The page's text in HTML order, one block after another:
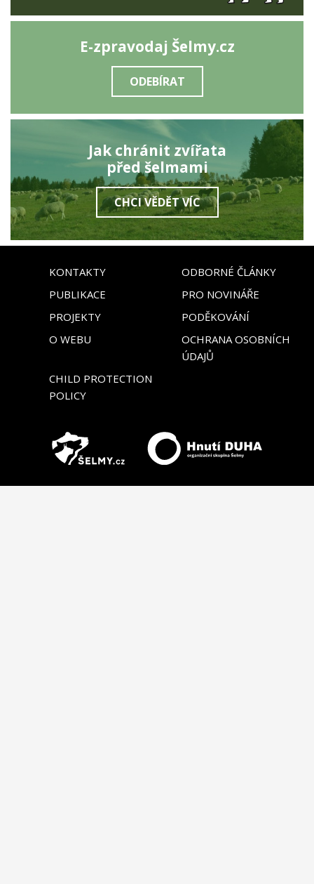
E-zpravodaj Šelmy.cz
ODEBÍRAT
Jak chránit zvířata
před šelmami
CHCI VĚDĚT VÍC
KONTAKTY
ODBORNÉ ČLÁNKY
PUBLIKACE
PRO NOVINÁŘE
PROJEKTY
PODĚKOVÁNÍ
O WEBU
OCHRANA OSOBNÍCH
ÚDAJŮ
CHILD PROTECTION
POLICY